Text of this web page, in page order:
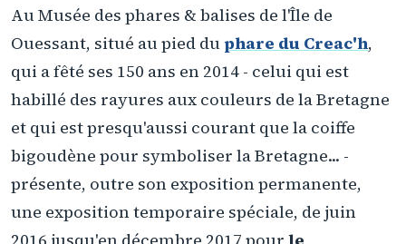
Au Musée des phares & balises de l'Île de
Ouessant, situé au pied duphare du Creac'h,
qui a fêté ses 150 ans en 2014 - celui qui est
habillé des rayures aux couleurs de la Bretagne
et qui est presqu'aussi courant que la coiffe
bigoudène pour symboliser la Bretagne... -
présente, outre son exposition permanente,
une exposition temporaire spéciale, de juin